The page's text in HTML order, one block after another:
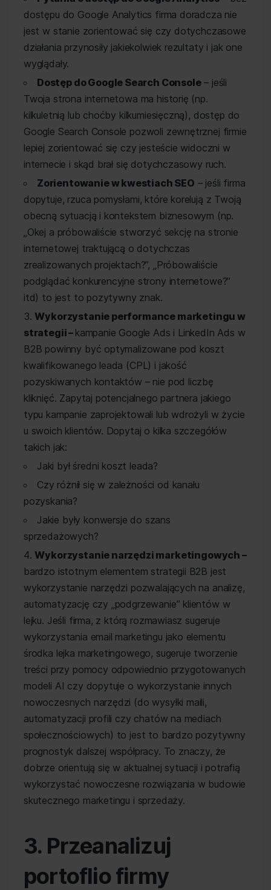
dostępu do Google Analytics firma doradcza nie
jest w stanie zorientować się czy dotychczasowe
działania przynosiły jakiekolwiek rezultaty i jak one
wyglądały.
Dostęp do Google Search Console– jeśli
Twoja strona internetowa ma historię (np.
kilkuletnią lub choćby kilkumiesięczną), dostęp do
Google Search Console pozwoli zewnętrznej firmie
lepiej zorientować się czy jesteście widoczni w
internecie i skąd brał się dotychczasowy ruch.
Zorientowanie w kwestiach SEO – jeśli firma
dopytuje, rzuca pomysłami, które korelują z Twoją
obecną sytuacją i kontekstem biznesowym (np.
„Okej a próbowaliście stworzyć sekcję na stronie
internetowej traktującą o dotychczas
zrealizowanych projektach?”, „Próbowaliście
podglądać konkurencyjne strony internetowe?”
itd) to jest to pozytywny znak.
Wykorzystanie performance marketingu w
strategii – kampanie Google Ads i LinkedIn Ads w
B2B powinny być optymalizowane pod koszt
kwalifikowanego leada (CPL) i jakość
pozyskiwanych kontaktów – nie pod liczbę
kliknięć. Zapytaj potencjalnego partnera jakiego
typu kampanie zaprojektowali lub wdrożyli w życie
u swoich klientów. Dopytaj o kilka szczegółów
takich jak:
Jaki był średni koszt leada?
Czy różnił się w zależności od kanału
pozyskania?
Jakie były konwersje do szans
sprzedażowych?
Wykorzystanie narzędzi marketingowych –
bardzo istotnym elementem strategii B2B jest
wykorzystanie narzędzi pozwalających na analizę,
automatyzację czy „podgrzewanie” klientów w
lejku. Jeśli firma, z którą rozmawiasz sugeruje
wykorzystania email marketingu jako elementu
środka lejka marketingowego, sugeruje tworzenie
treści przy pomocy odpowiednio przygotowanych
modeli AI czy dopytuje o wykorzystanie innych
nowoczesnych narzędzi (do wysyłki maili,
automatyzacji profili czy chatów na mediach
społecznościowych) to jest to bardzo pozytywny
prognostyk dalszej współpracy. To znaczy, że
dobrze orientują się w aktualnej sytuacji i potrafią
wykorzystać nowoczesne rozwiązania w budowie
skutecznego marketingu i sprzedaży.
3. Przeanalizuj
portoflio firmy